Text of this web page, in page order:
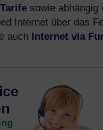
sowie abhängig
Internet über das
auch Internet via